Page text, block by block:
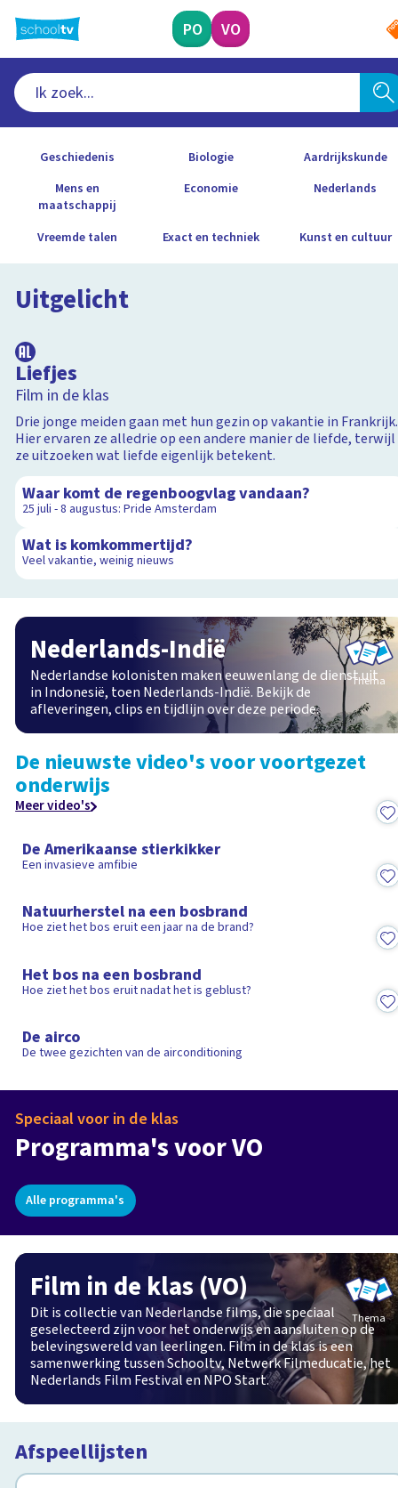
naar
hoofdinhoud
PO VO
Geschiedenis Biologie
Aardrijkskunde
Mens en
maatschappij
Economie Nederlands
Vreemde talen Exact en techniek Kunst en cultuur
Uitgelicht
Liefjes
Film in de klas
Drie jonge meiden gaan met hun gezin op vakantie in Frankrijk.
Hier ervaren ze alledrie op een andere manier de liefde, terwijl
ze uitzoeken wat liefde eigenlijk betekent.
1:19:39
Waar komt de regenboogvlag vandaan?
25 juli - 8 augustus: Pride Amsterdam
1:19
Wat is komkommertijd?
Veel vakantie, weinig nieuws
3:36
Nederlands-Indië
Nederlandse kolonisten maken eeuwenlang de dienst uit
in Indonesië, toen Nederlands-Indië. Bekijk de
afleveringen, clips en tijdlijn over deze periode.
Thema
De nieuwste video's voor voortgezet
onderwijs
Meer video's
De Amerikaanse stierkikker
Een invasieve amfibie
Natuurherstel na een bosbrand
Hoe ziet het bos eruit een jaar na de brand?
Het bos na een bosbrand
Hoe ziet het bos eruit nadat het is geblust?
De airco
De twee gezichten van de airconditioning
Speciaal voor in de klas
Programma's voor VO
Het verhaal van de Tweede
Wereldoorlog in de klas
Programma 8 Afleveringen
Alle programma's
Film in de klas (VO)
Dit is collectie van Nederlandse films, die speciaal
geselecteerd zijn voor het onderwijs en aansluiten op de
belevingswereld van leerlingen. Film in de klas is een
samenwerking tussen Schooltv, Netwerk Filmeducatie, het
Nederlands Film Festival en NPO Start.
Thema
Afspeellijsten